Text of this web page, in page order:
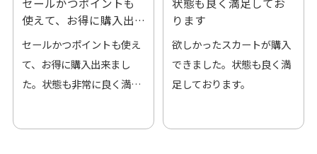
セールかつポイントも
使えて、お得に購入出
来ました
セールかつポイントも使え
て、お得に購入出来まし
た。状態も非常に良く満足
状態も良く満足してお
ります
欲しかったスカートが購入
できました。状態も良く満
足しております。